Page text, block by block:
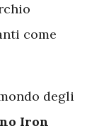
come
degli
Iron